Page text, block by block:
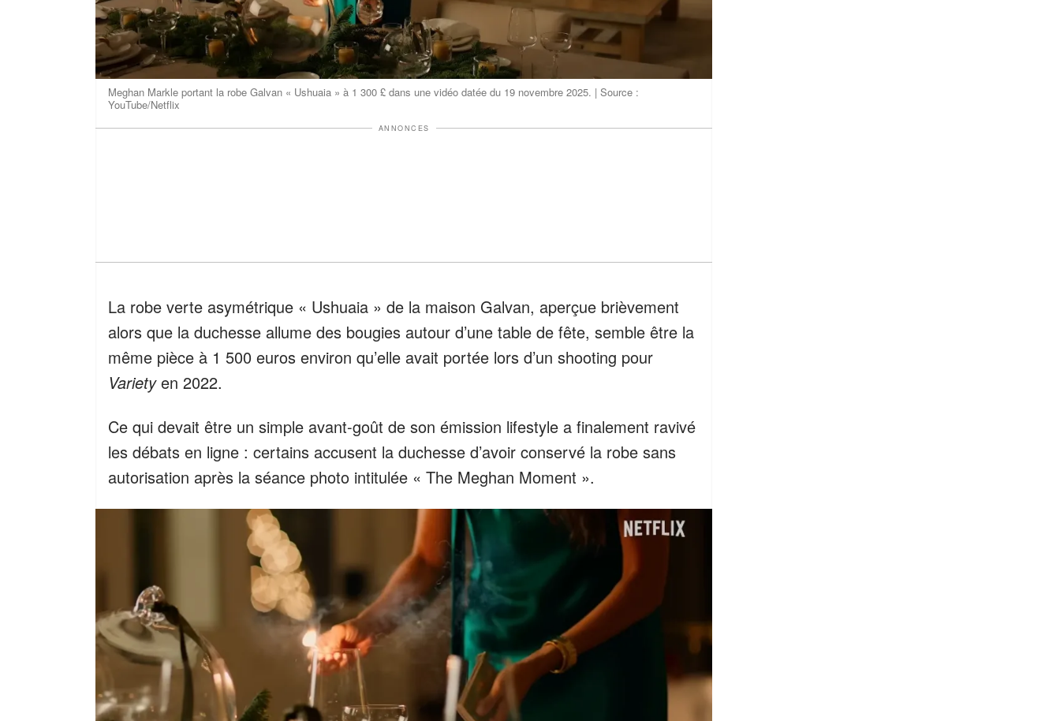
Meghan Markle portant la robe Galvan « Ushuaia » à 1 300 £ dans une vidéo datée du 19 novembre 2025. | Source :
YouTube/Netflix
ANNONCES
La robe verte asymétrique « Ushuaia » de la maison Galvan, aperçue brièvement
alors que la duchesse allume des bougies autour d’une table de fête, semble être la
même pièce à 1 500 euros environ qu’elle avait portée lors d’un shooting pour
Varietyen 2022.
Ce qui devait être un simple avant-goût de son émission lifestyle a finalement ravivé
les débats en ligne : certains accusent la duchesse d’avoir conservé la robe sans
autorisation après la séance photo intitulée « The Meghan Moment ».